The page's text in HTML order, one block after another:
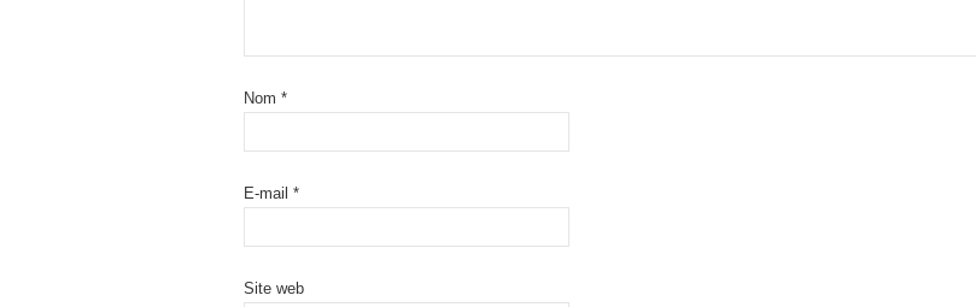
Nom *
E-mail *
Site web